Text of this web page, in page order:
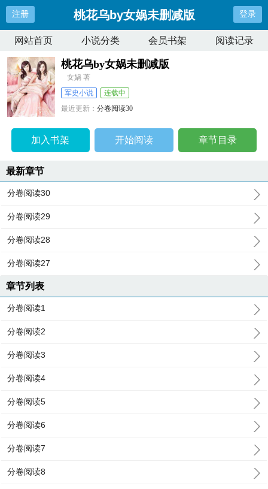
注册 桃花乌by女娲未删减版 登录
网站首页 小说分类 会员书架 阅读记录
桃花乌by女娲未删减版
女娲 著
军史小说
连载中
最近更新：分卷阅读30
加入书架 开始阅读 章节目录
最新章节
分卷阅读30
分卷阅读29
分卷阅读28
分卷阅读27
章节列表
分卷阅读1
分卷阅读2
分卷阅读3
分卷阅读4
分卷阅读5
分卷阅读6
分卷阅读7
分卷阅读8